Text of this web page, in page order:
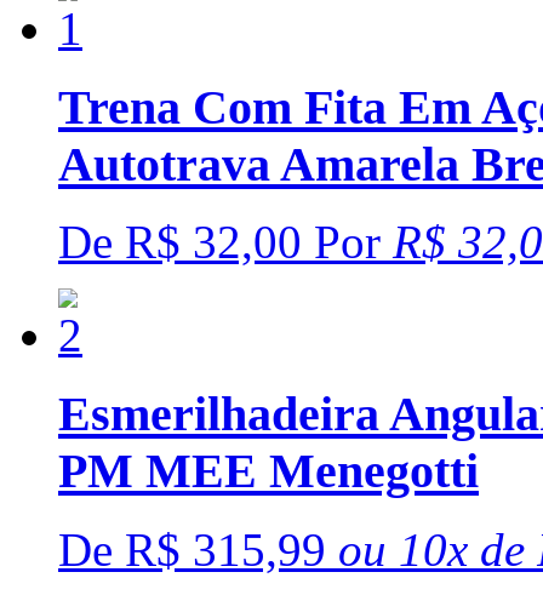
Trena Com Fita Em
Autotrava Amarela
De R$ 32,00 Por R$
Esmerilhadeira
PM MEE Menegotti
De R$ 315,99 ou 10x de